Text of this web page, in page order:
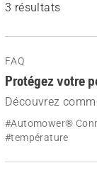
3 résultats
FAQ
Protégez votre
Découvrez
Découvrez les
charge et les
#Automower®
#température